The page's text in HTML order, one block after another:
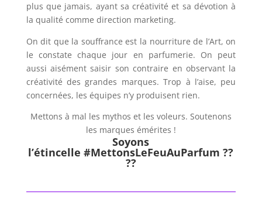
plus que jamais, ayant sa créativité et sa dévotion à
la qualité comme direction marketing.
On dit que la souffrance est la nourriture de l’Art, on
le constate chaque jour en parfumerie. On peut
aussi aisément saisir son contraire en observant la
créativité des grandes marques. Trop à l’aise, peu
concernées, les équipes n’y produisent rien.
Mettons à mal les mythos et les voleurs. Soutenons
les marques émérites !
Soyons
l’étincelle #MettonsLeFeuAuParfum ??
??